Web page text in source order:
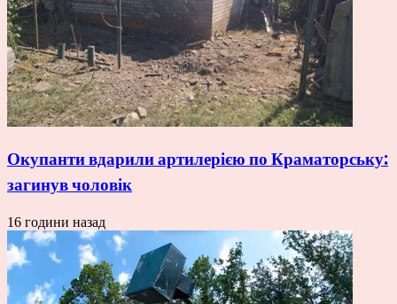
Окупанти вдарили артилерією по Краматорську:
загинув чоловік
16 години назад